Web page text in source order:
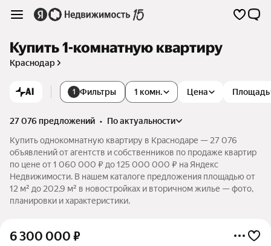
Купить 1-комнатную квартиру
Краснодар
AI 1 Фильтры 1 комн. Цена Площадь
27 076 предложений •
по актуальности
Купить однокомнатную квартиру в Краснодаре — 27 076
объявлений от агентств и собственников по продаже квартир
по цене от 1 060 000 ₽ до 125 000 000 ₽ на Яндекс
Недвижимости. В нашем каталоге предложения площадью от
12 м² до 202,9 м² в новостройках и вторичном жилье — фото,
планировки и характеристики.
6 300 000 ₽